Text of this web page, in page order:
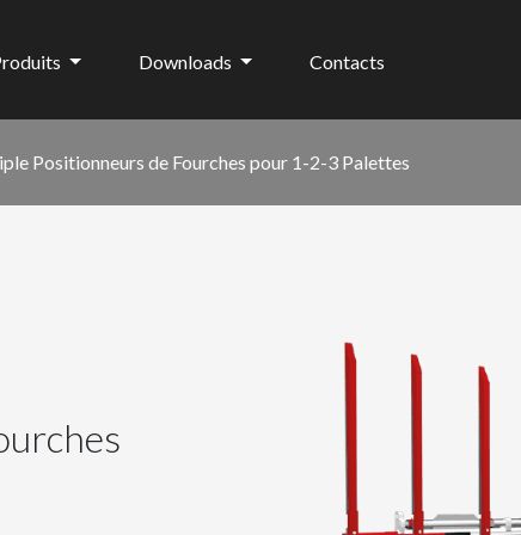
Downloads Contacts
Positionneurs de Fourches pour 1-2-3 Palettes